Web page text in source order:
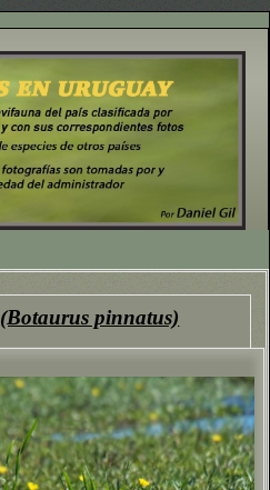
(Botaurus pinnatus)